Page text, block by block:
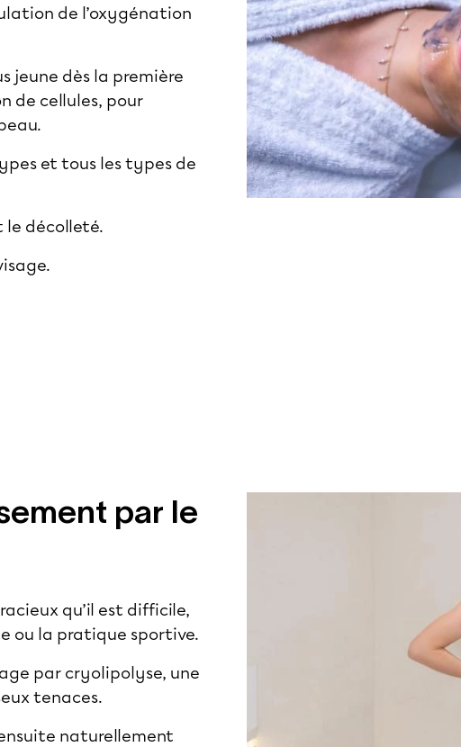
de l’oxygénation
jeune dès la première
de cellules, pour
et tous les types de
le décolleté.
par le
qu’il est difficile,
ou la pratique sportive.
par cryolipolyse, une
tenaces.
naturellement